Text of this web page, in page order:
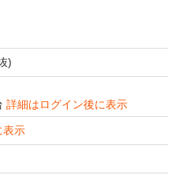
)
詳細はログイン後に表示
表示